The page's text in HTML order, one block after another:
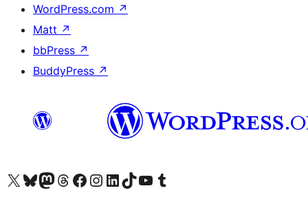
WordPress.com ↗
Matt ↗
bbPress ↗
BuddyPress ↗
Visitez notre compte X (précédemment Twitter)
Visiter notre compte Bluesky
Visiter notre compte Mastodon
Visiter notre compte Threads
Consulter notre compte Facebook
Consulter notre compte Instagram
Consulter notre compte LinkedIn
Visiter notre compte TokTok
Visiter notre chaîne YouTube
Visiter notre compte Tumblr